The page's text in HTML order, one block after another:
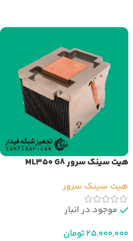
هیت سینک سرور ML350 G8
هیت سینک سرور
موجود در انبار
25,000,000تومان